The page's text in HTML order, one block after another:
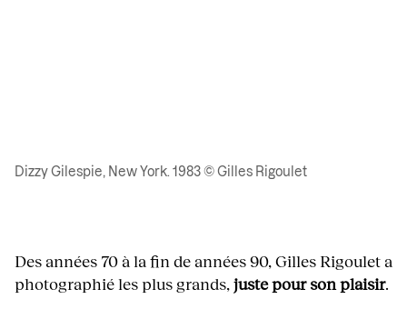
Dizzy Gilespie, New York. 1983 © Gilles Rigoulet
Des années 70 à la fin de années 90, Gilles Rigoulet a
photographié les plus grands,juste pour son plaisir.